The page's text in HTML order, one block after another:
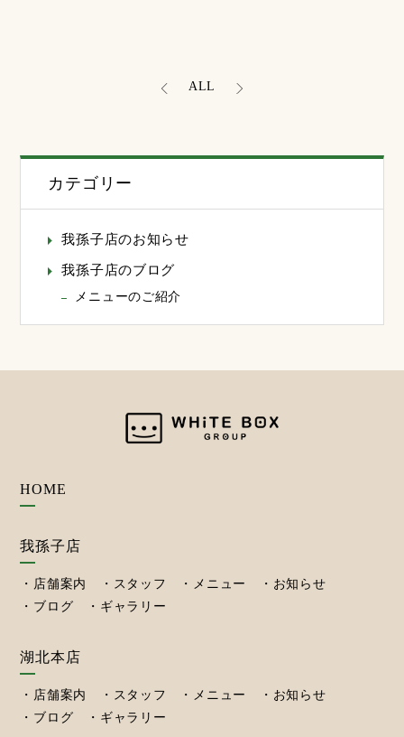
ALL
カテゴリー
我孫子店のお知らせ
我孫子店のブログ
メニューのご紹介
HOME
我孫子店
店舗案内 スタッフ メニュー
お知らせ
ブログ
ギャラリー
湖北本店
店舗案内 スタッフ メニュー
お知らせ
ブログ
ギャラリー